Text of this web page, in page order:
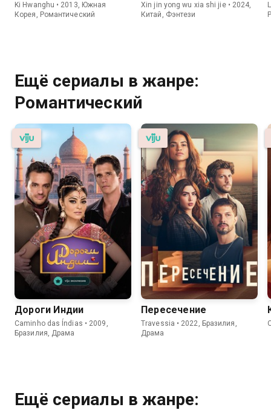
Ki Hwanghu • 2013, Южная
Корея, Романтический
Xin jin yong wu xia shi jie • 2024,
Китай, Фэнтези
Ещё сериалы в жанре:
Романтический
Дороги Индии
Caminho das Índias • 2009,
Бразилия, Драма
Пересечение
Travessia • 2022, Бразилия,
Драма
Ещё сериалы в жанре: